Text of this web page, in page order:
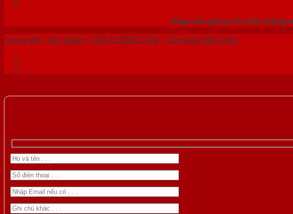
Shop cửa gỗ uy tín chất lượng
Trang chủ /Sản phẩm /CỬA CHỐNG CHÁY/Cửa thép Hàn Quốc